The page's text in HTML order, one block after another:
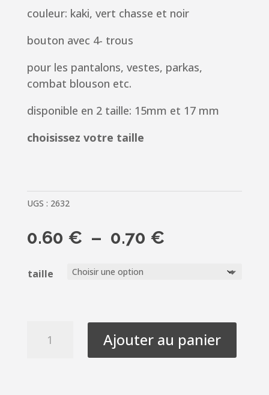
couleur: kaki, vert chasse et noir
bouton avec 4- trous
pour les pantalons, vestes, parkas,
combat blouson etc.
disponible en 2 taille: 15mm et 17 mm
choisissez votre taille
UGS : 2632
0.60 € – 0.70 €Plage
0.70 €
taille
Ajouter au panier